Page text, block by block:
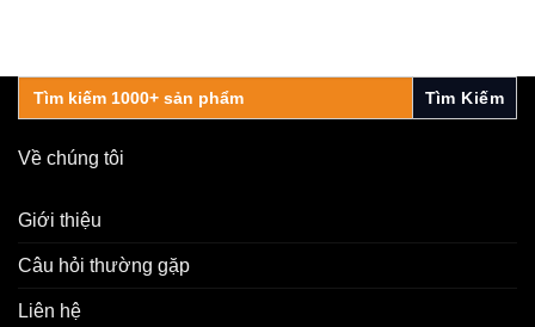
Search
for:
Về chúng tôi
Giới thiệu
Câu hỏi thường gặp
Liên hệ